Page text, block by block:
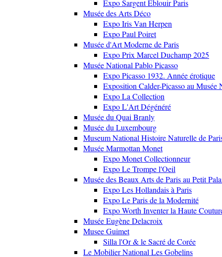
Expo Sargent Eblouir Paris
Musée des Arts Déco
Expo Iris Van Herpen
Expo Paul Poiret
Musée d'Art Moderne de Paris
Expo Prix Marcel Duchamp 2025
Musée National Pablo Picasso
Expo Picasso 1932. Année érotique
Exposition Calder-Picasso au Musée
Expo La Collection
Expo L'Art Dégénéré
Musée du Quai Branly
Musée du Luxembourg
Museum National Histoire Naturelle de
Musée Marmottan Monet
Expo Monet Collectionneur
Expo Le Trompe l'Oeil
Musée des Beaux Arts de Paris au Petit
Expo Les Hollandais à Paris
Expo Le Paris de la Modernité
Expo Worth Inventer la Haute
Musée Eugène Delacroix
Musee Guimet
Silla l'Or & le Sacré de Corée
Le Mobilier National Les Gobelins